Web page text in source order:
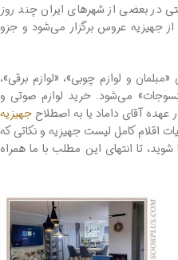
در بعضی از شهرهای ایران چند روز
جهیزیه عروس برگزار می‌شود و جزو
از 4 بخش اصلی «مبلمان و لوازم چوبی»، «لوازم برقی»،
می‌شود. خرید لوازم صوتی و
آقای داماد یا به‌ اصطلاح جهیزیه
اقلام کامل لیست جهیزیه و نکاتی که
تا انتهای این مطلب با ما همراه